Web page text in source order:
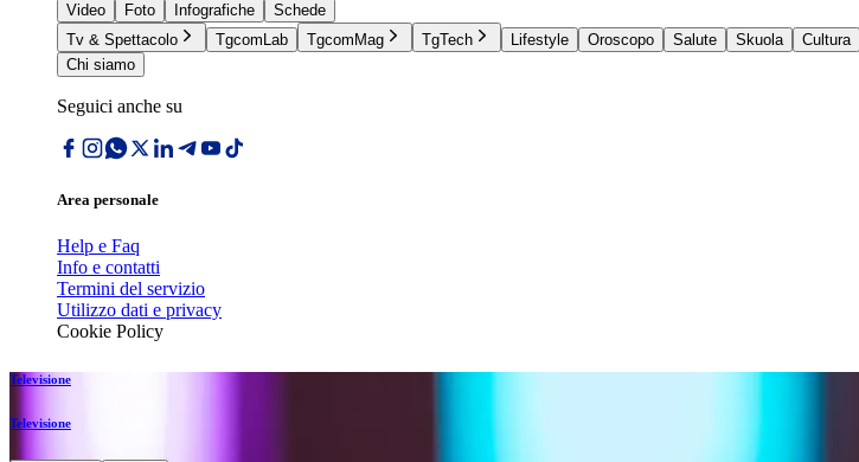
Video
Foto Infografiche
Schede
Tv & Spettacolo
TgcomLab TgcomMag TgTech Lifestyle Oroscopo Salute Skuola Cultura
Chi siamo
Seguici anche su
Area personale
Help e Faq
Info e contatti
Termini del servizio
Utilizzo dati e privacy
Cookie Policy
Televisione
Televisione